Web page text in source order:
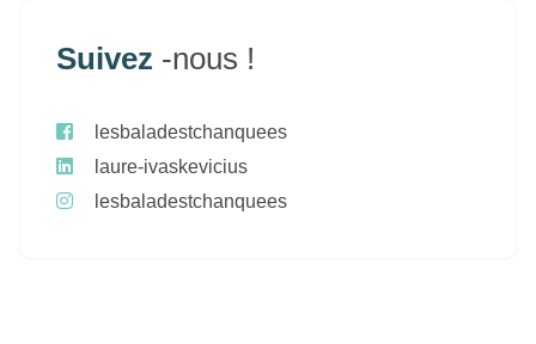
Suivez -nous !
lesbaladestchanquees
laure-ivaskevicius
lesbaladestchanquees